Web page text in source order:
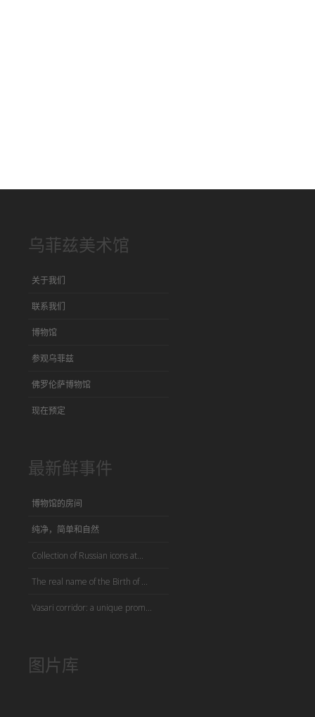
乌菲兹美术馆
关于我们
联系我们
博物馆
参观乌菲兹
佛罗伦萨博物馆
现在预定
最新鲜事件
博物馆的房间
纯净，简单和自然
Collection of Russian icons at...
The real name of the Birth of ...
Vasari corridor: a unique prom...
图片库